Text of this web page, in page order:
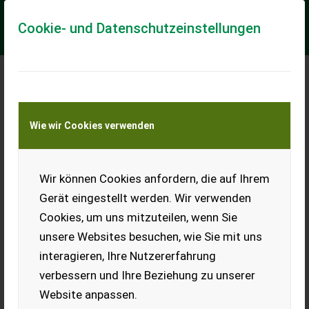
Cookie- und Datenschutzeinstellungen
Wie wir Cookies verwenden
Wir können Cookies anfordern, die auf Ihrem
Gerät eingestellt werden. Wir verwenden
Cookies, um uns mitzuteilen, wenn Sie
unsere Websites besuchen, wie Sie mit uns
interagieren, Ihre Nutzererfahrung
verbessern und Ihre Beziehung zu unserer
Website anpassen.
Meine Transportkostenanfrage
Transport von Land- und Baumaschinen –
KEINE Tiertransporte
Sonstige Tenkhoff RT 114 Miststreuer WIE NEU
Tenkhoff RT 114 Miststreuer Gebrauchtmaschine - Baujahr:
1996 - Kratzboden mechanisch - Streuwerk mit liegenden
Walzen - Beleuchtungsanlage - mech...
EUR 6.500 MwSt nicht ausweisbar